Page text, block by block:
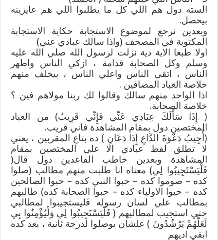
السته دول هم اللي كل ما يطلبوا اللي هم عايزينه
بيحصل.
وبعدين نرجع لموضوع الاستجابة حكاية الاستجابة
المكتوبة في المصحف (واذا سالك عبادي عني)
اولا طبعا الاية دية نزلت لرسول الله صلي الله عليه
وسلم وكل الصحابة قدامة ، ازكي الناس واطهر
الناس ، اتقي الناس واعلي الناس ، بيخلف منهم
خلاصة العباد المضافين .
اذا الواحد منهم سالك وقالوا لك ربنا مولاهم فين ؟
خلاصة الصحابة.
( إِذَا سَأَلَكَ عِبَادِي عَنِّي فَإِنِّي قَرِيبٌ) من العباد
المختصين دول بمقام المشاهدة فاني قريب.
(أُجِيبُ دَعْوَةَ الدَّاعِ إِذَا دَعَانِ ) ده بتاع المقربين ، يعني
لا تطلق لفظ عبادي الا علي المختصين بمقام
المشاهدة وبعدين خاطب القاعدين دول قال(
فَلْيَسْتَجِيبُوا لِي) معناه انا طلبت منهم مطالب (صلوا
كده – صوموا كده – حبوا النبي كده – حبوا الصالحين
كده – حبوا الاولياء كده – حبوا الصحابة كده) طالبهم
بمطالب علي لسان رسوله فَليستجيبوا لمطالبي
حتي استجيب لمطالبهم ( فَلْيَسْتَجِيبُوا لِي وَلْيُؤْمِنُوا بِي
لَعَلَّهُمْ يَرْشُدُونَ ) علشان يوصلوا لدرجة ثانية ، بعد كده
ابقي اديهم